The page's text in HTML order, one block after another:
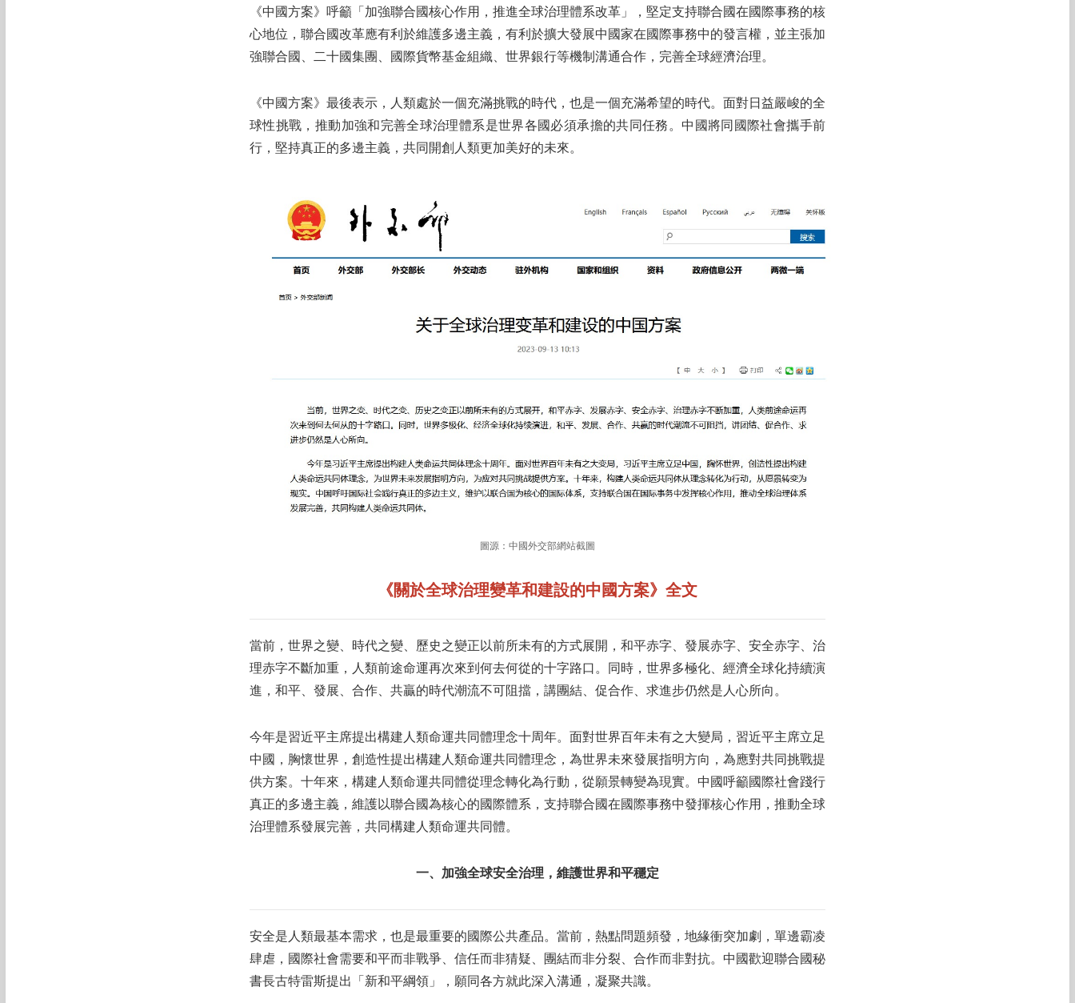
《中國方案》呼籲「加強聯合國核心作用，推進全球治理體系改革」，堅定支持聯合國在國際事務的核
心地位，聯合國改革應有利於維護多邊主義，有利於擴大發展中國家在國際事務中的發言權，並主張加
強聯合國、二十國集團、國際貨幣基金組織、世界銀行等機制溝通合作，完善全球經濟治理。
《中國方案》最後表示，人類處於一個充滿挑戰的時代，也是一個充滿希望的時代。面對日益嚴峻的全
球性挑戰，推動加強和完善全球治理體系是世界各國必須承擔的共同任務。中國將同國際社會攜手前
行，堅持真正的多邊主義，共同開創人類更加美好的未來。
圖源：中國外交部網站截圖
《關於全球治理變革和建設的中國方案》全文
當前，世界之變、時代之變、歷史之變正以前所未有的方式展開，和平赤字、發展赤字、安全赤字、治
理赤字不斷加重，人類前途命運再次來到何去何從的十字路口。同時，世界多極化、經濟全球化持續演
進，和平、發展、合作、共贏的時代潮流不可阻擋，講團結、促合作、求進步仍然是人心所向。
今年是習近平主席提出構建人類命運共同體理念十周年。面對世界百年未有之大變局，習近平主席立足
中國，胸懷世界，創造性提出構建人類命運共同體理念，為世界未來發展指明方向，為應對共同挑戰提
供方案。十年來，構建人類命運共同體從理念轉化為行動，從願景轉變為現實。中國呼籲國際社會踐行
真正的多邊主義，維護以聯合國為核心的國際體系，支持聯合國在國際事務中發揮核心作用，推動全球
治理體系發展完善，共同構建人類命運共同體。
一、加強全球安全治理，維護世界和平穩定
安全是人類最基本需求，也是最重要的國際公共產品。當前，熱點問題頻發，地緣衝突加劇，單邊霸凌
肆虐，國際社會需要和平而非戰爭、信任而非猜疑、團結而非分裂、合作而非對抗。中國歡迎聯合國秘
書長古特雷斯提出「新和平綱領」，願同各方就此深入溝通，凝聚共識。